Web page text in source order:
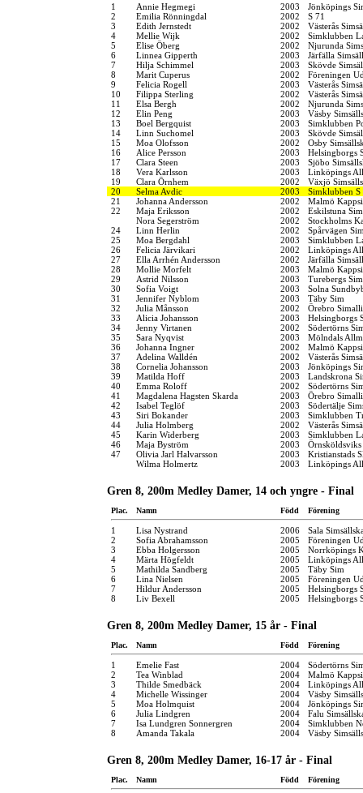
1 Annie Hegmegi 2003
Jönköpings
2
Emilia Rönningdal 2002
S 71
3
Edith Jernstedt 2002
Västerås
4
Mellie Wijk 2002
Simklubben
5
Elise Öberg 2002
Njurunda
6
Linnea Gipperth 2003
Järfälla
7
Hilja Schimmel 2003
Skövde
8
Marit Cuperus 2002
Föreningen
9
Felicia Rogell 2003
Västerås
10
Filippa Sterling 2002
Västerås
11
Elsa Bergh 2002
Njurunda
12
Elin Peng 2003
Väsby
13
Boel Bergquist 2003
Simklubben
14
Linn Suchomel 2003
Skövde
15
Moa Olofsson 2002
Osby
16
Alice Persson 2003
Helsingborgs
17
Clara Steen 2003
Sjöbo
18
Vera Karlsson 2003
Linköpings
19
Clara Örnhem 2002
Växjö
20
Selma Avdic 2003
Simklubben S
21
Johanna Andersson 2002
Malmö
22
Maja Eriksson 2002
Eskilstuna
Nora Segerström
2002
Stockholms
24
Linn Herlin 2002
Spårvägen
25
Moa Bergdahl 2003
Simklubben
26
Felicia Järvikari 2002
Linköpings
27
Ella Arrhén Andersson 2002
Järfälla
28
Mollie Morfelt 2003
Malmö
29
Astrid Nilsson 2003
Turebergs
30
Sofia Voigt 2003
Solna
31
Jennifer Nyblom 2003
Täby Sim
32
Julia Månsson 2002
Örebro
33
Alicia Johansson 2003
Helsingborgs
34
Jenny Virtanen 2002
Södertörns
35
Sara Nyqvist 2003
Mölndals
36
Johanna Ingner 2002
Malmö
37
Adelina Walldén 2002
Västerås
38
Cornelia Johansson 2003
Jönköpings
39
Matilda Hoff 2003
Landskrona
40
Emma Roloff 2002
Södertörns
41
Magdalena Hagsten Skarda 2003
Örebro
42
Isabel Teglöf 2003
Södertälje
43
Siri Bokander 2003
Simklubben
44
Julia Holmberg 2002
Västerås
45
Karin Widerberg 2003
Simklubben
46
Maja Byström 2003
Örnsköldsviks
47
Olivia Jarl Halvarsson 2003
Kristianstads
Wilma Holmertz
2003 Linköpings
Gren 8, 200m Medley Damer, 14 och yngre - Final
Plac. Namn Född Förening
1 Lisa Nystrand 2006
Sala
2
Sofia Abrahamsson 2005
Föreningen
3
Ebba Holgersson 2005
Norrköpings
4
Märta Högfeldt 2005
Linköpings
5
Mathilda Sandberg 2005
Täby Sim
6
Lina Nielsen 2005
Föreningen
7
Hildur Andersson 2005
Helsingborgs
8
Liv Bexell 2005 Helsingborgs
Gren 8, 200m Medley Damer, 15 år - Final
Plac. Namn Född Förening
1 Emelie Fast 2004
Södertörns
2
Tea Winblad 2004
Malmö
3
Thilde Smedbäck 2004
Linköpings
4
Michelle Wissinger 2004
Väsby
5
Moa Holmquist 2004
Jönköpings
6
Julia Lindgren 2004
Falu
7
Isa Lundgren Sonnergren 2004
Simklubben
8
Amanda Takala 2004 Väsby
Gren 8, 200m Medley Damer, 16-17 år - Final
Plac. Namn Född Förening